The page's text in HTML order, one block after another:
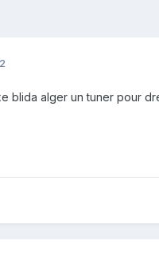
blida alger un tuner pour